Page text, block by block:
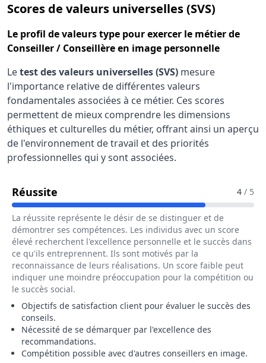
Scores de valeurs universelles (SVS)
Le profil de valeurs type pour exercer le métier de
Conseiller / Conseillère en image personnelle
Letest des valeurs universelles (SVS) mesure
l'importance relative de différentes valeurs
fondamentales associées à ce métier. Ces scores
permettent de mieux comprendre les dimensions
éthiques et culturelles du métier, offrant ainsi un aperçu
de l'environnement de travail et des priorités
professionnelles qui y sont associées.
Réussite Pour Le Métier De Conseiller / 4 / 5
La réussite représente le désir de se distinguer et de
démontrer ses compétences. Les individus avec un score
élevé recherchent l'excellence personnelle et le succès dans
ce qu'ils entreprennent. Ils sont motivés par la
reconnaissance de leurs réalisations. Un score faible peut
indiquer une moindre préoccupation pour la compétition ou
le succès social.
Objectifs de satisfaction client pour évaluer le succès des
conseils.
Nécessité de se démarquer par l'excellence des
recommandations.
Compétition possible avec d'autres conseillers en image.